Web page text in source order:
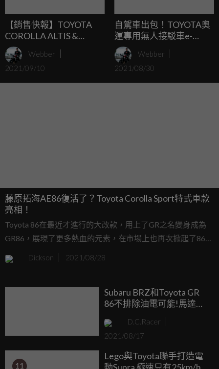
【銷售快報】TOYOTA
COROLLA ALTIS &
COROLLA CROSS 22年式
升級標配TSS2.0智動駕駛
輔助系統 智能安全再進化
Webber
2021/09/10
自駕車出包！TOYOTA奧
運專用無人接駁車e-
Palette帕奧選手村發生意
外
Webber
2021/08/30
藤原拓海AE86復活了？Toyota Corolla Sport特式車款
亮相！
Toyota 86在最近才進行的大改款，用上了GR之名變身成為
GR86，展現了更多熱血的元素，在市場上也再次掀起了86的
討論話題，因此設計師Theottle在自己的IG上貼出了新款
Corolla Sport，但塗裝是知名動漫《頭文字D》主角藤原拓海
Corolla，現在這個車系已經衍生到了第12代，不變的是從以
前到現在Corolla都是市場上超熱賣的車款。
Dickson 2021/08/28
Subaru BRZ和Toyota GR
86不排除油電可能!馬達加
D.C.Racer
2021/08/17
11
Lego與Toyota聯手打造電